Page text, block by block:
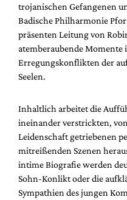
trojanischen Gefangenen
Badische Philharmonie
präsenten Leitung von
atemberaubende
Erregungskonflikten der
Seelen.
Inhaltlich arbeitet die
ineinander verstrickten,
Leidenschaft getriebenen
mitreißenden Szenen
intime Biografie werden
Sohn-Konlikt oder die
Sympathien des jungen